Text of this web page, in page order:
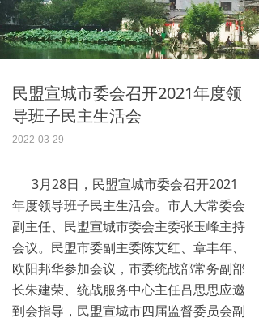
民盟宣城市委会召开2021年度领
导班子民主生活会
2022-03-29
3月28日，民盟宣城市委会召开2021
年度领导班子民主生活会。市人大常委会
副主任、民盟宣城市委会主委张玉峰主持
会议。民盟市委副主委陈艾红、章丰年、
欧阳邦华参加会议，市委统战部常务副部
长朱建荣、统战服务中心主任吕思思应邀
到会指导，民盟宣城市四届监督委员会副